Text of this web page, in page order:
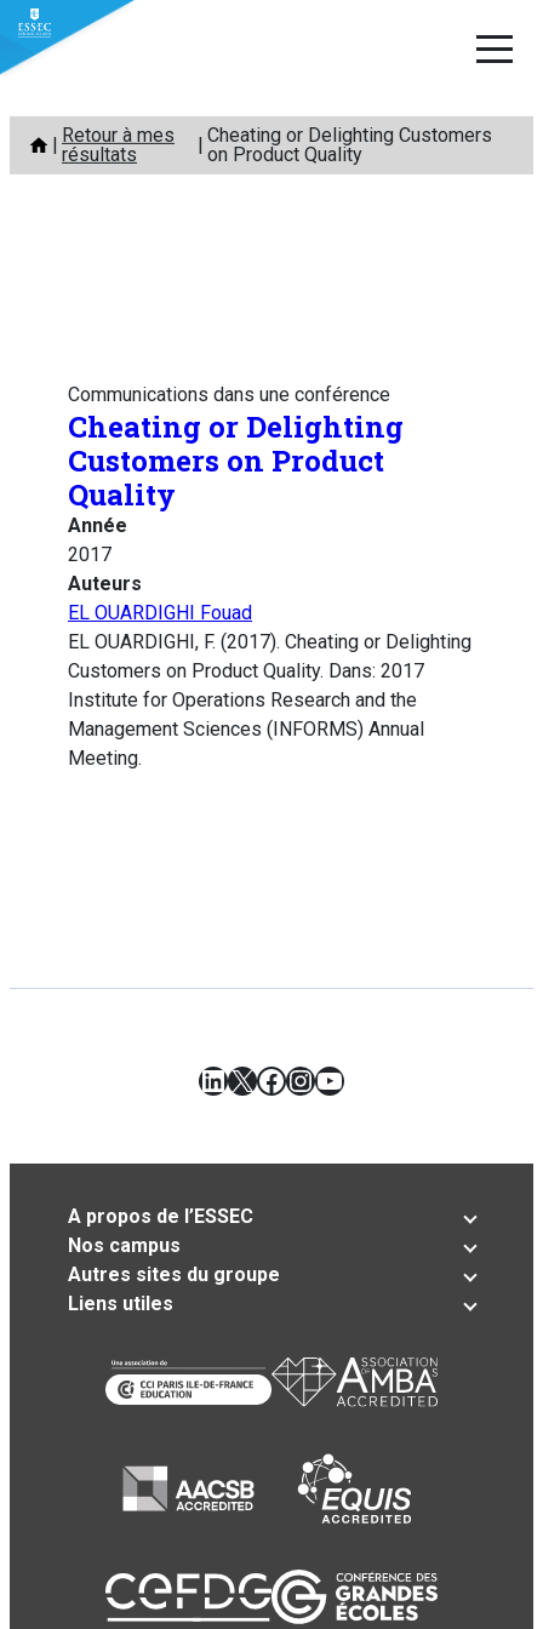
Aller
contenu
Retour à mes
résultats
Cheating or Delighting Customers
on Product Quality
Communications dans une conférence
Cheating or Delighting
Customers on Product
Quality
Année
2017
Auteurs
EL OUARDIGHI Fouad
EL OUARDIGHI, F. (2017). Cheating or Delighting
Customers on Product Quality. Dans: 2017
Institute for Operations Research and the
Management Sciences (INFORMS) Annual
Meeting.
LinkedIn
X Facebook
Instagram
YouTube
A propos de l’ESSEC
Nos campus
Autres sites du groupe
Liens utiles